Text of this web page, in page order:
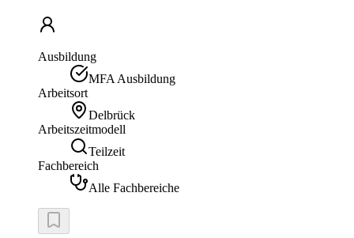
Ausbildung
MFA Ausbildung
Arbeitsort
Delbrück
Arbeitszeitmodell
Teilzeit
Fachbereich
Alle Fachbereiche